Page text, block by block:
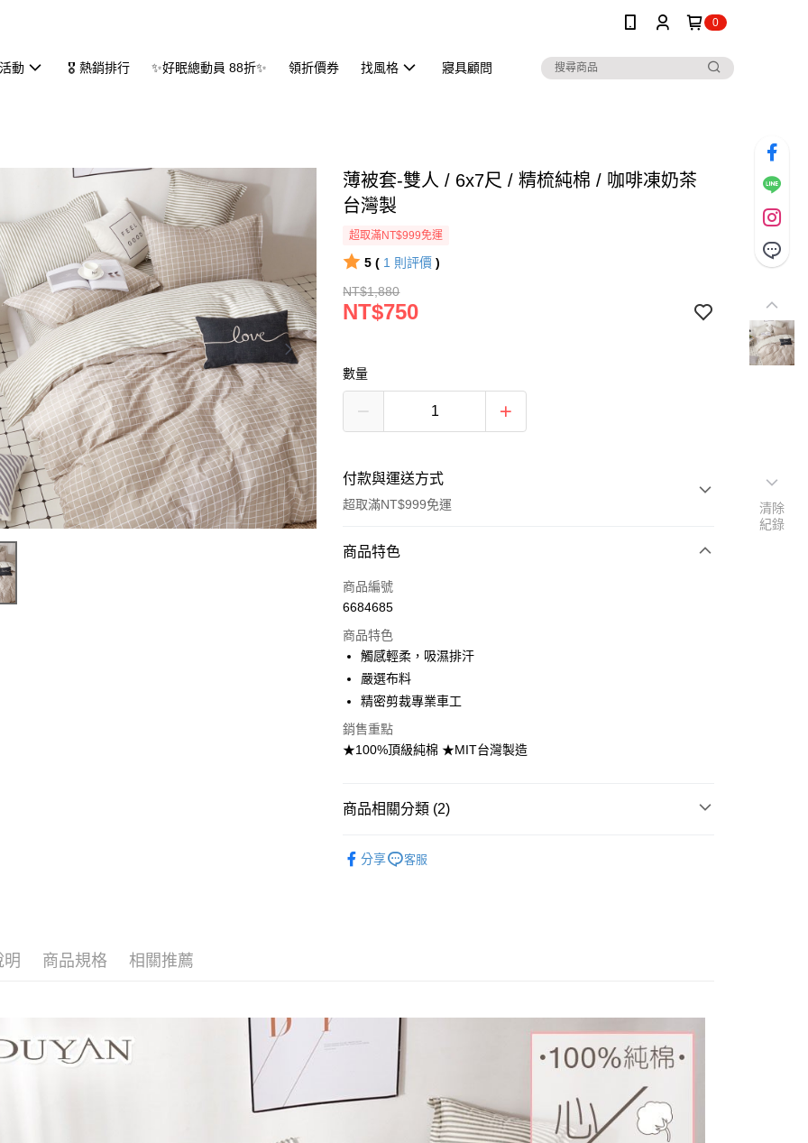
0
動 🎖 熱銷排行 ✨好眠總動員 88折✨ 領折價券 找風格 寢具顧問
薄被套-雙人 / 6x7尺 / 精梳純棉 / 咖啡凍奶茶
台灣製
超取滿NT$999免運
5 ( 1 則評價 )
NT$1,880
NT$750
數量
付款與運送方式
超取滿NT$999免運
付款方式
信用卡一次付款
3 期 0 利率 每期
合作金庫商業銀行
華南商業銀行
國泰世華商業銀行
臺灣中小企業銀行
元大商業銀行
台灣樂天信用卡公司
超商取貨付款
Apple Pay
Google Pay
4.訂單成立30分鐘內，如未前往確認交易或遇審核未通過，訂單將自動取
消。如遇「轉專審核」未通過狀況，表示未達大哥付你分期系統評分，恕
無法說明評估內容。
【繳款方式說明】
1.分期款項不併入電信帳單，「大哥付你分期」於每月結算日後寄送繳費提
醒簡訊。
2.透過簡訊連結打開帳單後，可選擇「超商條碼／台灣大直營門市／銀行轉
帳／街口支付／iPASS MONEY」等通路繳費。
１．簡單：不需註冊會員、不需綁卡、不需儲值。
２．便利：只要手機號碼，簡訊認證，即可結帳。
３．安心：先確認商品／服務後，再付款。
【「AFTEE先享後付」結帳流程】
１．於結帳方式選擇「AFTEE先享後付」後，將跳轉至「AFTEE先享後
付」結帳頁面，進行簡訊認證並確認金額後，即可完成結帳。
２．訂單成立數日內，您將收到繳費通知簡訊。
「Hami Point」為中華電信所提供之點數服務，可於會員專區綁定中華電
信會員帳號後，即可在購物車使用 Hami Point 折抵消費金額 (1點等於1
運送方式
商品特色
商品編號
6684685
商品特色
觸感輕柔，吸濕排汗
嚴選布料
精密剪裁專業車工
銷售重點
★100%頂級純棉 ★MIT台灣製造
商品相關分類 (2)
分享 客服
明 商品規格 相關推薦
清除
紀錄